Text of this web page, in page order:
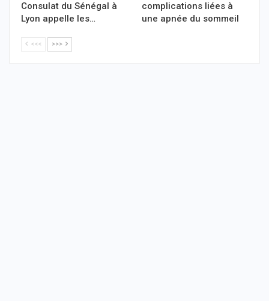
Consulat du Sénégal à
Lyon appelle les…
complications liées à
une apnée du sommeil
<<< >>>